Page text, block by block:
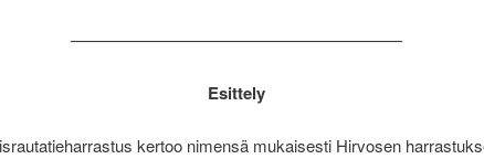
————————————————————
Esittely
kertoo nimensä mukaisesti Hirvosen